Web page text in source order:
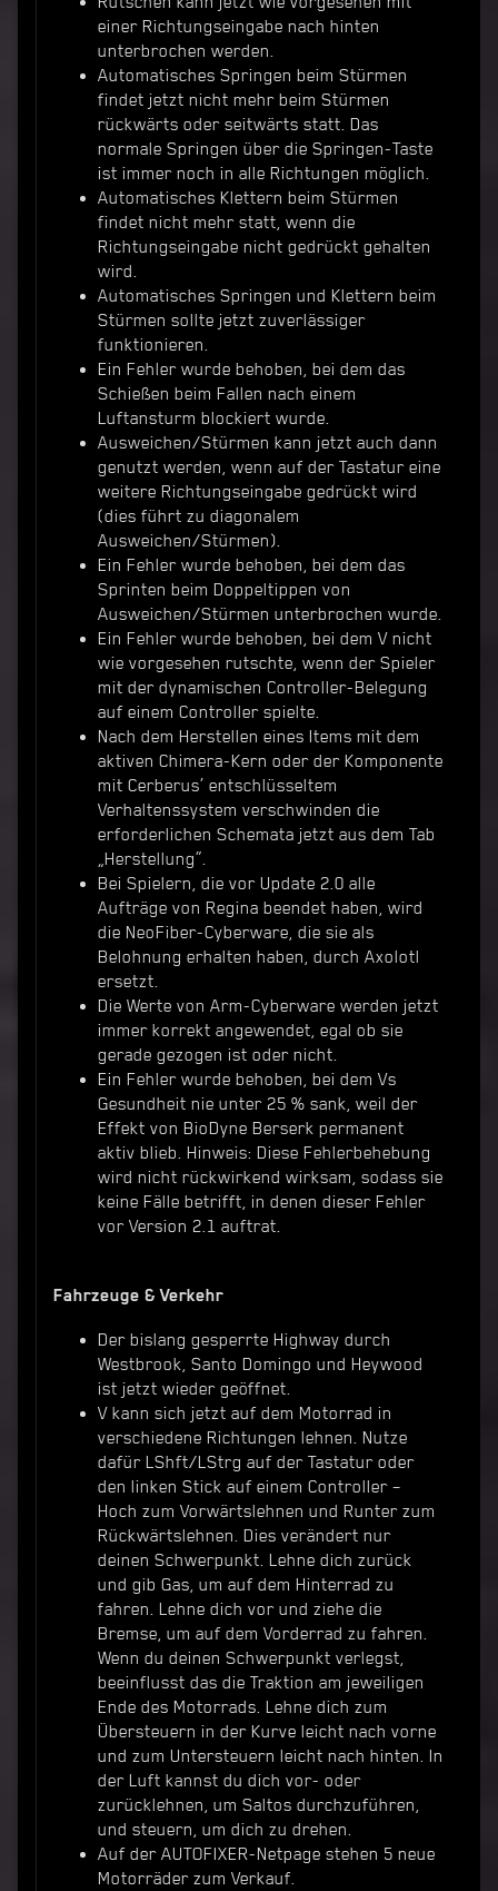
einer Richtungseingabe nach hinten
unterbrochen werden.
Automatisches Springen beim Stürmen
findet jetzt nicht mehr beim Stürmen
rückwärts oder seitwärts statt. Das
normale Springen über die Springen-Taste
ist immer noch in alle Richtungen möglich.
Automatisches Klettern beim Stürmen
findet nicht mehr statt, wenn die
Richtungseingabe nicht gedrückt gehalten
wird.
Automatisches Springen und Klettern beim
Stürmen sollte jetzt zuverlässiger
funktionieren.
Ein Fehler wurde behoben, bei dem das
Schießen beim Fallen nach einem
Luftansturm blockiert wurde.
Ausweichen/Stürmen kann jetzt auch dann
genutzt werden, wenn auf der Tastatur eine
weitere Richtungseingabe gedrückt wird
(dies führt zu diagonalem
Ausweichen/Stürmen).
Ein Fehler wurde behoben, bei dem das
Sprinten beim Doppeltippen von
Ausweichen/Stürmen unterbrochen wurde.
Ein Fehler wurde behoben, bei dem V nicht
wie vorgesehen rutschte, wenn der Spieler
mit der dynamischen Controller-Belegung
auf einem Controller spielte.
Nach dem Herstellen eines Items mit dem
aktiven Chimera-Kern oder der Komponente
mit Cerberus’ entschlüsseltem
Verhaltenssystem verschwinden die
erforderlichen Schemata jetzt aus dem Tab
„Herstellung“.
Bei Spielern, die vor Update 2.0 alle
Aufträge von Regina beendet haben, wird
die NeoFiber-Cyberware, die sie als
Belohnung erhalten haben, durch Axolotl
ersetzt.
Die Werte von Arm-Cyberware werden jetzt
immer korrekt angewendet, egal ob sie
gerade gezogen ist oder nicht.
Ein Fehler wurde behoben, bei dem Vs
Gesundheit nie unter 25 % sank, weil der
Effekt von BioDyne Berserk permanent
aktiv blieb. Hinweis: Diese Fehlerbehebung
wird nicht rückwirkend wirksam, sodass sie
keine Fälle betrifft, in denen dieser Fehler
vor Version 2.1 auftrat.
Fahrzeuge & Verkehr
Der bislang gesperrte Highway durch
Westbrook, Santo Domingo und Heywood
ist jetzt wieder geöffnet.
V kann sich jetzt auf dem Motorrad in
verschiedene Richtungen lehnen. Nutze
dafür LShft/LStrg auf der Tastatur oder
den linken Stick auf einem Controller –
Hoch zum Vorwärtslehnen und Runter zum
Rückwärtslehnen. Dies verändert nur
deinen Schwerpunkt. Lehne dich zurück
und gib Gas, um auf dem Hinterrad zu
fahren. Lehne dich vor und ziehe die
Bremse, um auf dem Vorderrad zu fahren.
Wenn du deinen Schwerpunkt verlegst,
beeinflusst das die Traktion am jeweiligen
Ende des Motorrads. Lehne dich zum
Übersteuern in der Kurve leicht nach vorne
und zum Untersteuern leicht nach hinten. In
der Luft kannst du dich vor- oder
zurücklehnen, um Saltos durchzuführen,
und steuern, um dich zu drehen.
Auf der AUTOFIXER-Netpage stehen 5 neue
Motorräder zum Verkauf.